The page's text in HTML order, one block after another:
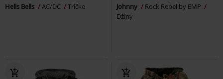
Hells Bells AC/DC Tričko Johnny
Rock Rebel by EMP
Džíny